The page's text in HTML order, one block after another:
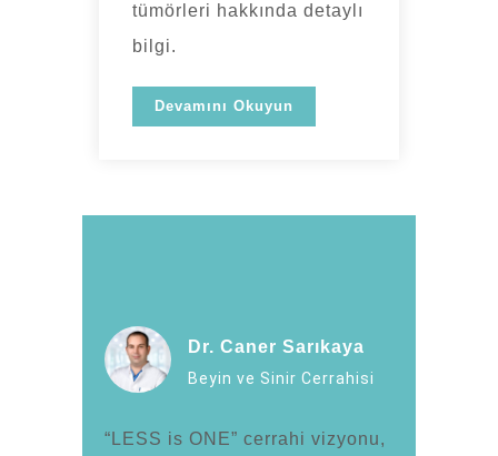
tümörleri hakkında detaylı
bilgi.
Devamını Okuyun
Dr. Caner Sarıkaya
Beyin ve Sinir Cerrahisi
“LESS is ONE” cerrahi vizyonu,